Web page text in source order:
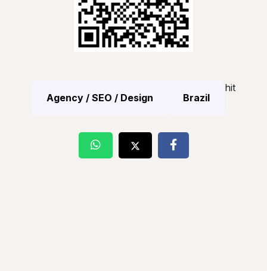
Agency / SEO / Design Brazil
hit